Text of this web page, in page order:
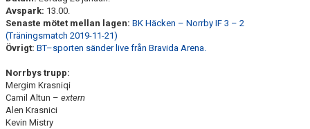
Avspark: 13.00.
Senaste mötet mellan lagen: BK Häcken – Norrby IF 3 – 2
(Träningsmatch 2019-11-21)
Övrigt: BT–sporten sänder live från Bravida Arena.
Norrbys trupp:
Mergim Krasniqi
Camil Altun – extern
Alen Krasnici
Kevin Mistry